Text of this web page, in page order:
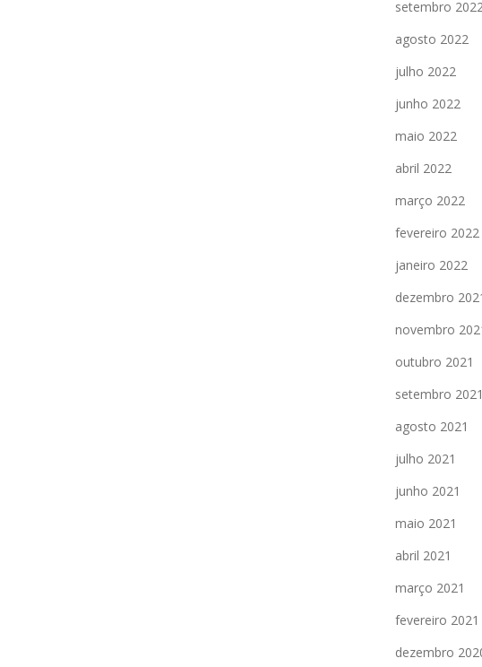
setembro
agosto 2022
julho 2022
junho 2022
maio 2022
abril 2022
março 2022
fevereiro 2022
janeiro 2022
dezembro
novembro
outubro 2021
setembro 2021
agosto 2021
julho 2021
junho 2021
maio 2021
abril 2021
março 2021
fevereiro 2021
dezembro